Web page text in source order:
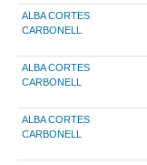
ALBA CORTES
CARBONELL
ALBA CORTES
CARBONELL
ALBA CORTES
CARBONELL